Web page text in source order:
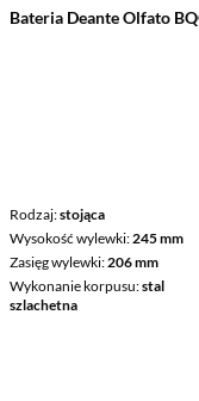
Bateria Deante Olfato
Rodzaj stojąca
Wysokość wylewki 245 mm
Zasięg wylewki 206 mm
Wykonanie korpusu stal
szlachetna